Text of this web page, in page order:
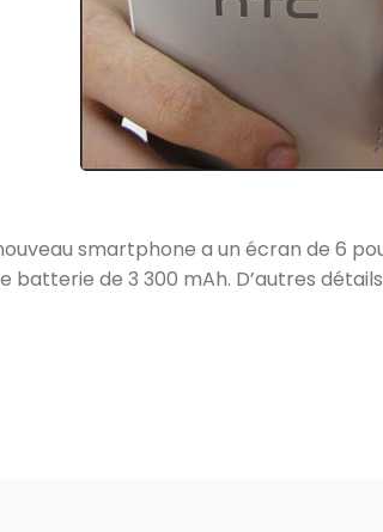
smartphone a un écran de 6
batterie de 3 300 mAh. D’autres